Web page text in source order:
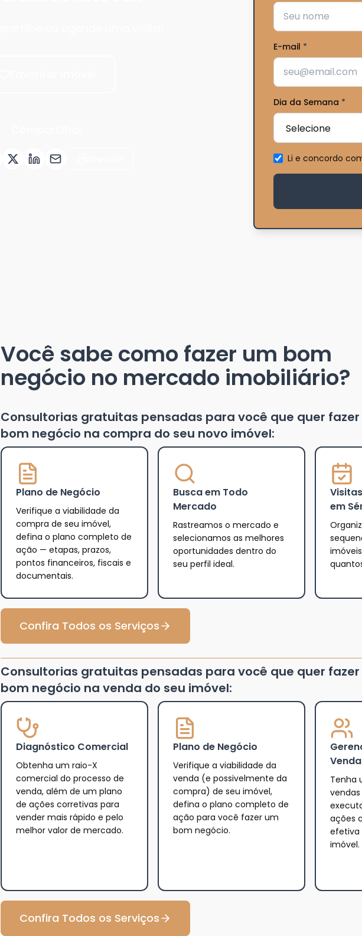
E-mail *
Dia da Semana *
Li e concordo
Você sabe como fazer um bom
negócio no mercado imobiliário?
Consultorias gratuitas pensadas para você que quer
bom negócio na compra do seu novo imóvel:
Plano de Negócio
Verifique a viabilidade da
compra de seu imóvel,
defina o plano completo de
ação — etapas, prazos,
pontos financeiros, fiscais e
documentais.
Busca em Todo
Mercado
Rastreamos o mercado e
selecionamos as melhores
oportunidades dentro do
seu perfil ideal.
em
Confira Todos os Serviços
Consultorias gratuitas pensadas para você que quer
bom negócio na venda do seu imóvel:
Diagnóstico Comercial
Obtenha um raio-X
comercial do processo de
venda, além de um plano
de ações corretivas para
vender mais rápido e pelo
melhor valor de mercado.
Plano de Negócio
Verifique a viabilidade da
venda (e possivelmente da
compra) de seu imóvel,
defina o plano completo de
ação para você fazer um
bom negócio.
Tenha
ações
efetiva
imóvel.
Confira Todos os Serviços